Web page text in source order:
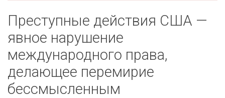
Преступные действия США —
явное нарушение
международного права,
делающее перемирие
бессмысленным